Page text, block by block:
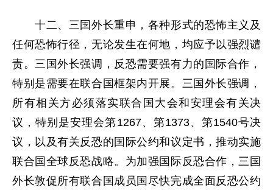
十二、三国外长重申，各种形式的恐怖主义及
任何恐怖行径，无论发生在何地，均应予以强烈谴
责。三国外长强调，反恐需要强有力的国际合作，
特别是需要在联合国框架内开展。三国外长强调，
所有相关方必须落实联合国大会和安理会有关决
议，特别是安理会第1267、第1373、第1540号决
议，以及有关反恐的国际公约和议定书，推动实施
联合国全球反恐战略。为加强国际反恐合作，三国
外长敦促所有联合国成员国尽快完成全面反恐公约